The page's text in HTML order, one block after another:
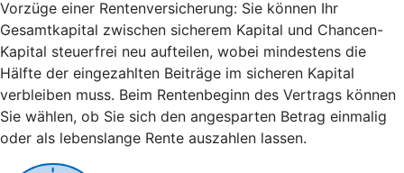
Vorzüge einer Rentenversicherung: Sie können Ihr
Gesamtkapital zwischen sicherem Kapital und Chancen-
Kapital steuerfrei neu aufteilen, wobei mindestens die
Hälfte der eingezahlten Beiträge im sicheren Kapital
verbleiben muss. Beim Rentenbeginn des Vertrags können
Sie wählen, ob Sie sich den angesparten Betrag einmalig
oder als lebenslange Rente auszahlen lassen.